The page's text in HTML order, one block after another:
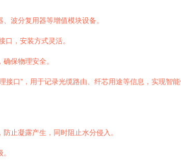
波分复用器等增值模块设备。
口，安装方式灵活。
保物理安全。
口”，用于记录光缆路由、纤芯用途等信息，实现智能
止凝露产生，同时阻止水分侵入。